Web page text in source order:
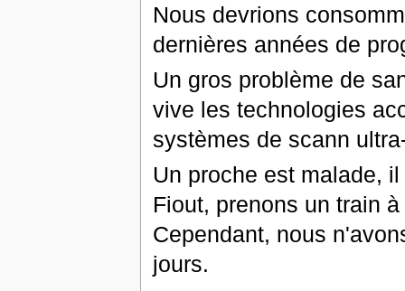
Nous devrions
dernières années de
Un gros problème de
vive les technologies
systèmes de scann
Un proche est malade,
Fiout, prenons un train
Cependant, nous
jours.